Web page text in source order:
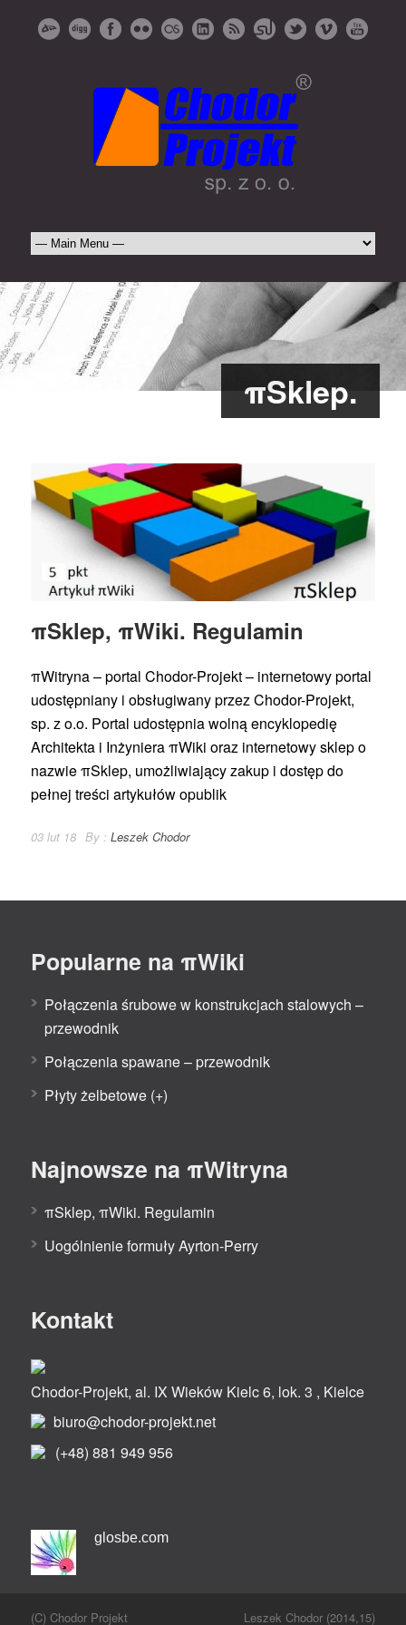
πSklep.
πSklep, πWiki. Regulamin
πWitryna – portal Chodor-Projekt – internetowy portal
udostępniany i obsługiwany przez Chodor-Projekt,
sp. z o.o. Portal udostępnia wolną encyklopedię
Architekta i Inżyniera πWiki oraz internetowy sklep o
nazwie πSklep, umożliwiający zakup i dostęp do
pełnej treści artykułów opublik
03 lut 18 By : Leszek Chodor
Popularne na πWiki
Połączenia śrubowe w konstrukcjach stalowych –
przewodnik
Połączenia spawane – przewodnik
Płyty żelbetowe (+)
Najnowsze na πWitryna
πSklep, πWiki. Regulamin
Uogólnienie formuły Ayrton-Perry
Kontakt
Chodor-Projekt, al. IX Wieków Kielc 6, lok. 3 , Kielce
biuro@chodor-projekt.net
(+48) 881 949 956
glosbe.com
(C) Chodor Projekt Leszek Chodor (2014,15)